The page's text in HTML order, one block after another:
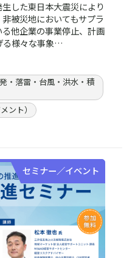
した東日本大震災により
被災地においてもサプラ
他企業の事業停止、計画
る様々な事象…
・落雷・台風・洪水・積
ント）
セミナー／イベント